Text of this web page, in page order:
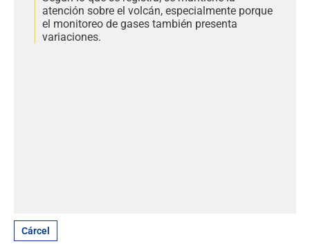
atención sobre el volcán, especialmente porque
el monitoreo de gases también presenta
variaciones.
Cárcel